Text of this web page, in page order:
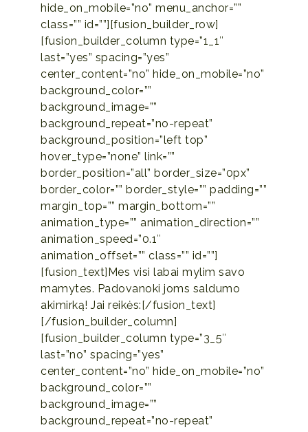
hide_on_mobile=”no” menu_anchor=””
class=”” id=””][fusion_builder_row]
[fusion_builder_column type=”1_1″
last=”yes” spacing=”yes”
center_content=”no” hide_on_mobile=”no”
background_color=””
background_image=””
background_repeat=”no-repeat”
background_position=”left top”
hover_type=”none” link=””
border_position=”all” border_size=”0px”
border_color=”” border_style=”” padding=””
margin_top=”” margin_bottom=””
animation_type=”” animation_direction=””
animation_speed=”0.1″
animation_offset=”” class=”” id=””]
[fusion_text]Mes visi labai mylim savo
mamytes. Padovanoki joms saldumo
akimirką! Jai reikės:[/fusion_text]
[/fusion_builder_column]
[fusion_builder_column type=”3_5″
last=”no” spacing=”yes”
center_content=”no” hide_on_mobile=”no”
background_color=””
background_image=””
background_repeat=”no-repeat”